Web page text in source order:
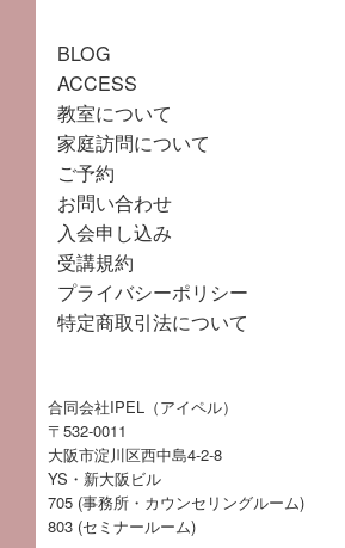
BLOG
ACCESS
教室について
家庭訪問について
ご予約
お問い合わせ
入会申し込み
受講規約
プライバシーポリシー
特定商取引法について
合同会社IPEL（アイペル）
〒532-0011
大阪市淀川区西中島4-2-8
YS・新大阪ビル
705 (事務所・カウンセリングルーム)
803 (セミナールーム)